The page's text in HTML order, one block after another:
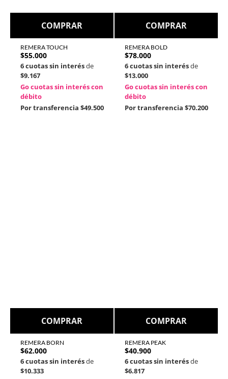
COMPRAR
REMERA TOUCH
$55.000
6 cuotas sin interésde
$9.167
Go cuotas sin interés con
débito
Por transferencia $49.500
COMPRAR
REMERA BOLD
$78.000
6 cuotas sin interésde
$13.000
Go cuotas sin interés con
débito
Por transferencia $70.200
COMPRAR
REMERA BORN
$62.000
6 cuotas sin interésde
$10.333
COMPRAR
REMERA PEAK
$40.900
6 cuotas sin interésde
$6.817